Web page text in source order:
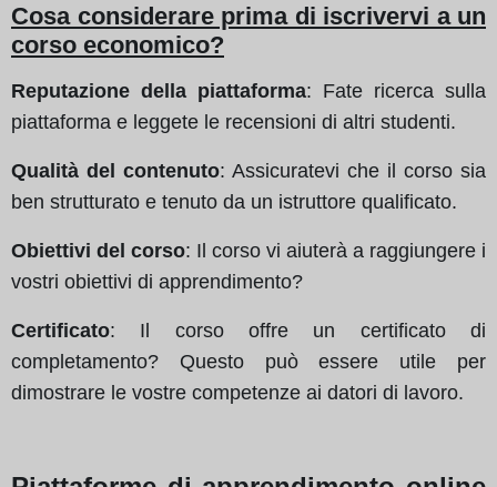
Cosa considerare prima di iscrivervi a un
corso economico?
Reputazione della piattaforma: Fate ricerca sulla
piattaforma e leggete le recensioni di altri studenti.
Qualità del contenuto: Assicuratevi che il corso sia
ben strutturato e tenuto da un istruttore qualificato.
Obiettivi del corso: Il corso vi aiuterà a raggiungere i
vostri obiettivi di apprendimento?
Certificato: Il corso offre un certificato di
completamento? Questo può essere utile per
dimostrare le vostre competenze ai datori di lavoro.